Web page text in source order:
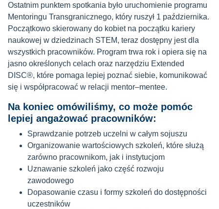
Ostatnim punktem spotkania było uruchomienie programu
Mentoringu Transgranicznego, który ruszył 1 października.
Początkowo skierowany do kobiet na początku kariery
naukowej w dziedzinach STEM, teraz dostępny jest dla
wszystkich pracowników. Program trwa rok i opiera się na
jasno określonych celach oraz narzędziu Extended
DISC®, które pomaga lepiej poznać siebie, komunikować
się i współpracować w relacji mentor–mentee.
Na koniec omówiliśmy, co może pomóc
lepiej angażować pracowników:
Sprawdzanie potrzeb uczelni w całym sojuszu
Organizowanie wartościowych szkoleń, które służą
zarówno pracownikom, jak i instytucjom
Uznawanie szkoleń jako część rozwoju
zawodowego
Dopasowanie czasu i formy szkoleń do dostępności
uczestników